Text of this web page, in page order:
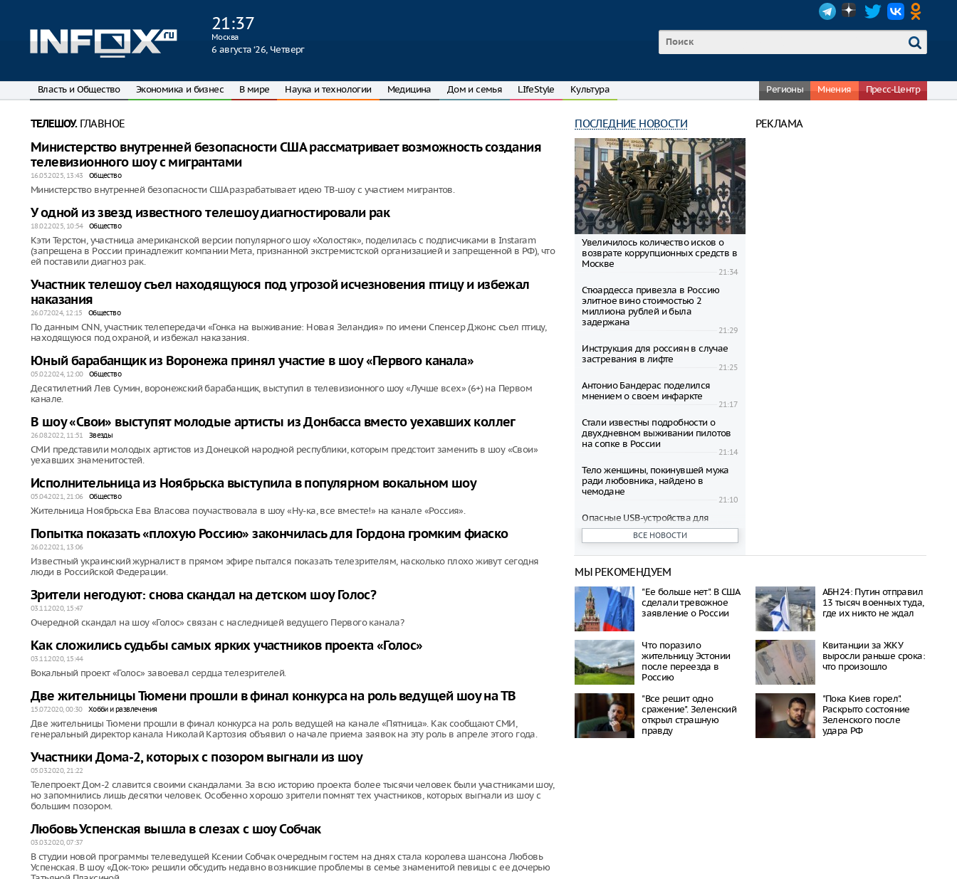
21:37
Москва
6 августа ‘26, Четверг
Власть и Общество Экономика и бизнес В мире Наука и технологии Медицина Дом и семья LIfeStyle Культура Регионы Мнения Пресс-Центр
ТЕЛЕШОУ.ГЛАВНОЕ
Министерство внутренней безопасности США рассматривает возможность создания
телевизионного шоу с мигрантами
16.05.2025, 13:43 Общество
Министерство внутренней безопасности США разрабатывает идею ТВ-шоу с участием мигрантов.
У одной из звезд известного телешоу диагностировали рак
18.02.2025, 10:54 Общество
Кэти Терстон, участница американской версии популярного шоу «Холостяк», поделилась с подписчиками в Instaram
(запрещена в России принадлежит компании Meтa, признанной экстремистской организацией и запрещенной в РФ), что
ей поставили диагноз рак.
Участник телешоу съел находящуюся под угрозой исчезновения птицу и избежал
наказания
26.07.2024, 12:15 Общество
По данным CNN, участник телепередачи «Гонка на выживание: Новая Зеландия» по имени Спенсер Джонс съел птицу,
находящуюся под охраной, и избежал наказания.
Юный барабанщик из Воронежа принял участие в шоу «Первого канала»
05.02.2024, 12:00 Общество
Десятилетний Лев Сумин, воронежский барабанщик, выступил в телевизионного шоу «Лучше всех» (6+) на Первом
канале.
В шоу «Свои» выступят молодые артисты из Донбасса вместо уехавших коллег
26.08.2022, 11:51 Звезды
СМИ представили молодых артистов из Донецкой народной республики, которым предстоит заменить в шоу «Свои»
уехавших знаменитостей.
Исполнительница из Ноябрьска выступила в популярном вокальном шоу
05.04.2021, 21:06 Общество
Жительница Ноябрьска Ева Власова поучаствовала в шоу «Ну-ка, все вместе!» на канале «Россия».
Попытка показать «плохую Россию» закончилась для Гордона громким фиаско
26.02.2021, 13:06
Известный украинский журналист в прямом эфире пытался показать телезрителям, насколько плохо живут сегодня
люди в Российской Федерации.
Зрители негодуют: снова скандал на детском шоу Голос?
03.11.2020, 15:47
Очередной скандал на шоу «Голос» связан с наследницей ведущего Первого канала?
Как сложились судьбы самых ярких участников проекта «Голос»
03.11.2020, 15:44
Вокальный проект «Голос» завоевал сердца телезрителей.
Две жительницы Тюмени прошли в финал конкурса на роль ведущей шоу на ТВ
15.07.2020, 00:30 Хобби и развлечения
Две жительницы Тюмени прошли в финал конкурса на роль ведущей на канале «Пятница». Как сообщают СМИ,
генеральный директор канала Николай Картозия объявил о начале приема заявок на эту роль в апреле этого года.
Участники Дома-2, которых с позором выгнали из шоу
05.03.2020, 21:22
Телепроект Дом-2 славится своими скандалами. За всю историю проекта более тысячи человек были участниками шоу,
но запомнились лишь десятки человек. Особенно хорошо зрители помнят тех участников, которых выгнали из шоу с
большим позором.
Любовь Успенская вышла в слезах с шоу Собчак
03.03.2020, 07:37
В студии новой программы телеведущей Ксении Собчак очередным гостем на днях стала королева шансона Любовь
Успенская. В шоу «Док-ток» решили обсудить недавно возникшие проблемы в семье знаменитой певицы с ее дочерью
ПОСЛЕДНИЕ НОВОСТИ
Увеличилось количество исков о
возврате коррупционных средств в
Москве
21:34
Стюардесса привезла в Россию
элитное вино стоимостью 2
миллиона рублей и была
задержана
21:29
Инструкция для россиян в случае
застревания в лифте
21:25
Антонио Бандерас поделился
мнением о своем инфаркте
21:17
Стали известны подробности о
двухдневном выживании пилотов
на сопке в России
21:14
Тело женщины, покинувшей мужа
ради любовника, найдено в
чемодане
21:10
Опасные USB-устройства для
вашего компьютера
Мужчина пропал в Катуни после
падения из лодки в Алтае
Жителей Москвы настоятельно
просят избегать укрытий под
определёнными деревьями во
время непогоды
Минтранс вводит меры по защите
дорог от атак БПЛА в список
дорожных ремонтных работ
Фильм "Последний богатырь.
Колобок" собрал почти 45
миллионов рублей в день
премьеры
ВСЕ НОВОСТИ
РЕКЛАМА
МЫ РЕКОМЕНДУЕМ
"Ее больше нет". В США
сделали тревожное
заявление о России
АБН24: Путин отправил
13 тысяч военных туда,
где их никто не ждал
Что поразило
жительницу Эстонии
после переезда в
Россию
Квитанции за ЖКУ
выросли раньше срока:
что произошло
"Все решит одно
сражение". Зеленский
открыл страшную
правду
"Пока Киев горел".
Раскрыто состояние
Зеленского после
удара РФ